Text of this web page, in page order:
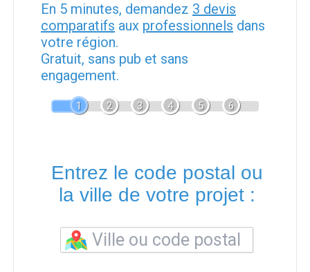
En 5 minutes, demandez 3 devis
comparatifs aux professionnels dans
votre région.
Gratuit, sans pub et sans
engagement.
1 2 3 4 5 6
Entrez le code postal ou
la ville de votre projet :